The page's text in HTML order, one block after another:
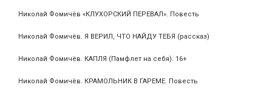
Николай Фомичёв «КЛУХОРСКИЙ ПЕРЕВАЛ». Повесть
Николай Фомичёв. Я ВЕРИЛ, ЧТО НАЙДУ ТЕБЯ (рассказ)
Николай Фомичёв. КАПЛЯ (Памфлет на себя). 16+
Николай Фомичёв. КРАМОЛЬНИК В ГАРЕМЕ. Повесть